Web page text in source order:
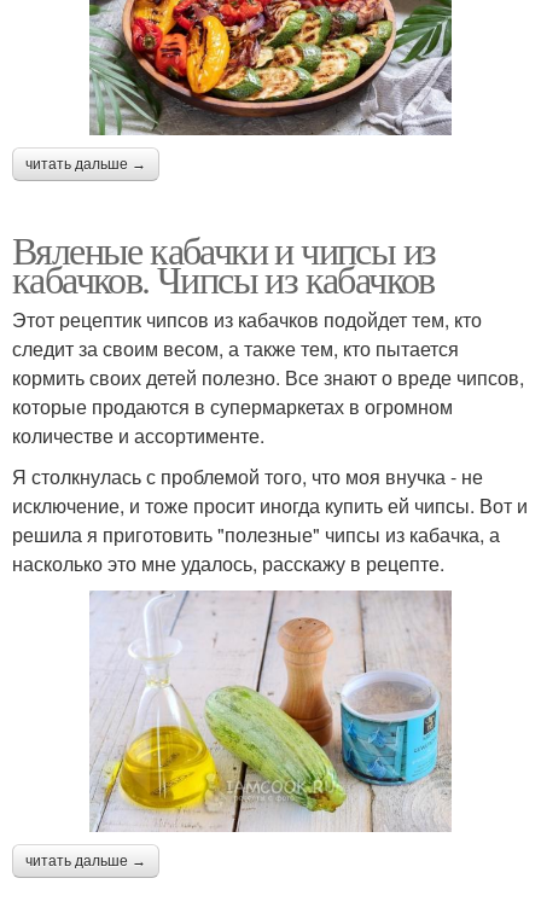
читать дальше →
Вяленые кабачки и чипсы из
кабачков. Чипсы из кабачков
Этот рецептик чипсов из кабачков подойдет тем, кто
следит за своим весом, а также тем, кто пытается
кормить своих детей полезно. Все знают о вреде чипсов,
которые продаются в супермаркетах в огромном
количестве и ассортименте.
Я столкнулась с проблемой того, что моя внучка - не
исключение, и тоже просит иногда купить ей чипсы. Вот и
решила я приготовить "полезные" чипсы из кабачка, а
насколько это мне удалось, расскажу в рецепте.
читать дальше →